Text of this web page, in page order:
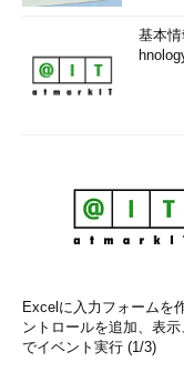
基本
Excelに入力フォームを
ントロールを追加、表示
でイベント実行 (1/3)